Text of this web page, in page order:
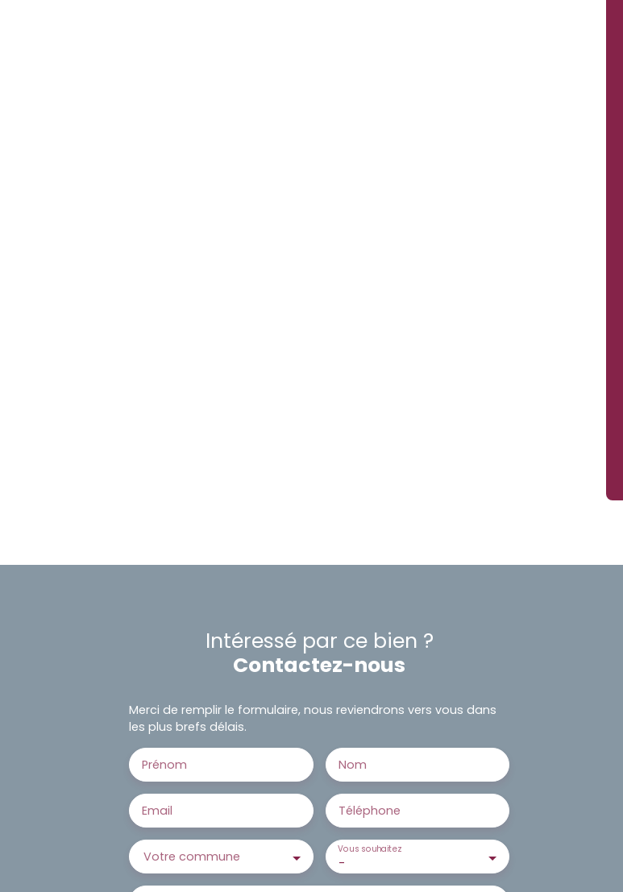
Intéressé par ce bien ?
Contactez-nous
Merci de remplir le formulaire, nous reviendrons vers vous dans
les plus brefs délais.
Prénom Nom
Email Téléphone
Votre commune -
Vous souhaitez